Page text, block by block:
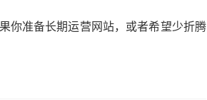
你准备长期运营网站，或者希望少折腾